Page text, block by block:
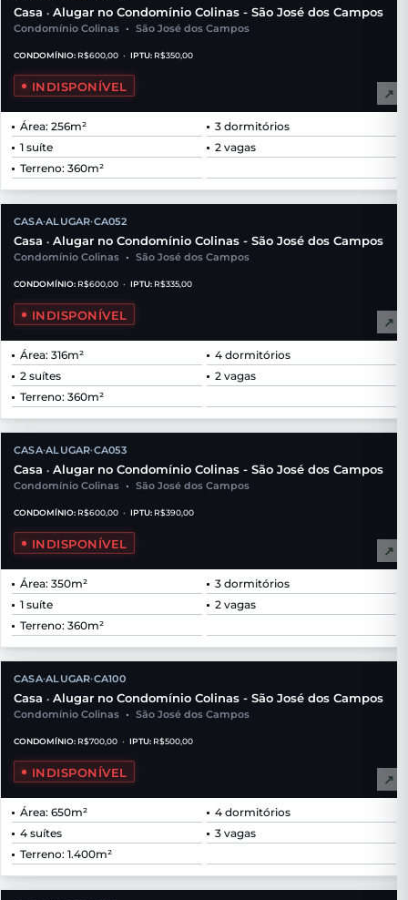
Casa • Alugar no Condomínio Colinas - São José dos Campos
Condomínio Colinas • São José dos Campos
CONDOMÍNIO: R$600,00 • IPTU: R$350,00
INDISPONÍVEL ↗
Área: 256m²
3 dormitórios
1 suíte
2 vagas
Terreno: 360m²
CASA•ALUGAR•CA052
Casa • Alugar no Condomínio Colinas - São José dos Campos
Condomínio Colinas • São José dos Campos
CONDOMÍNIO: R$600,00 • IPTU: R$335,00
INDISPONÍVEL ↗
Área: 316m²
4 dormitórios
2 suítes
2 vagas
Terreno: 360m²
CASA•ALUGAR•CA053
Casa • Alugar no Condomínio Colinas - São José dos Campos
Condomínio Colinas • São José dos Campos
CONDOMÍNIO: R$600,00 • IPTU: R$390,00
INDISPONÍVEL ↗
Área: 350m²
3 dormitórios
1 suíte
2 vagas
Terreno: 360m²
CASA•ALUGAR•CA100
Casa • Alugar no Condomínio Colinas - São José dos Campos
Condomínio Colinas • São José dos Campos
CONDOMÍNIO: R$700,00 • IPTU: R$500,00
INDISPONÍVEL ↗
Área: 650m²
4 dormitórios
4 suítes
3 vagas
Terreno: 1.400m²